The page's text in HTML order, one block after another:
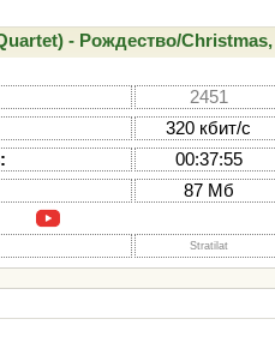
- Рождество/Christmas,
2451
320 кбит/с
00:37:55
87 Мб
Stratilat